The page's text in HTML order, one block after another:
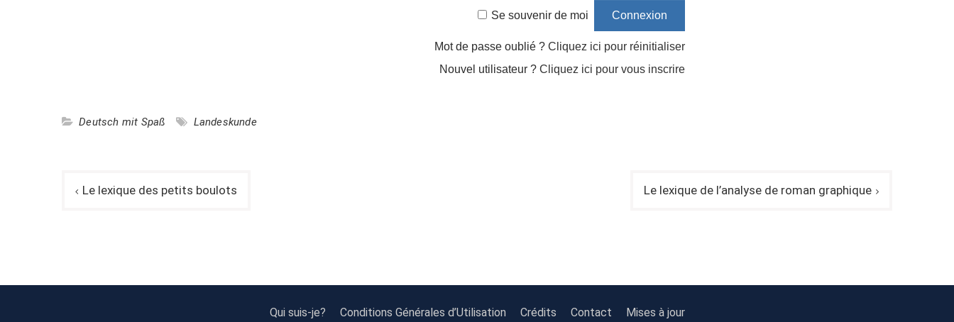
Se souvenir de moi
Mot de passe oublié ? Cliquez ici pour réinitialiser
Nouvel utilisateur ? Cliquez ici pour vous inscrire
Deutsch mit Spaß Landeskunde
Navigation
Le lexique des petits boulots Le lexique de l’analyse de roman graphique
Qui suis-je? Conditions Générales d’Utilisation Crédits Contact Mises à jour